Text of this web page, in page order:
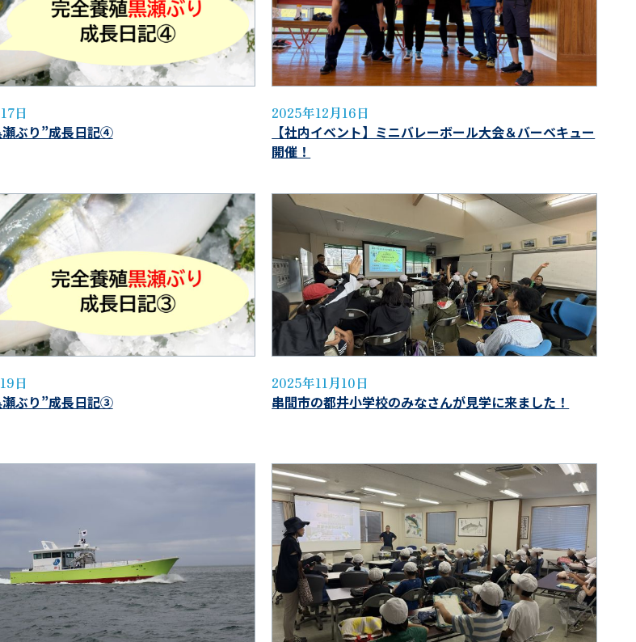
日
ぶり”成長日記④
2025年12月16日
【社内イベント】ミニバレーボール大会＆バーベキュー
開催！
日
ぶり”成長日記③
2025年11月10日
串間市の都井小学校のみなさんが見学に来ました！